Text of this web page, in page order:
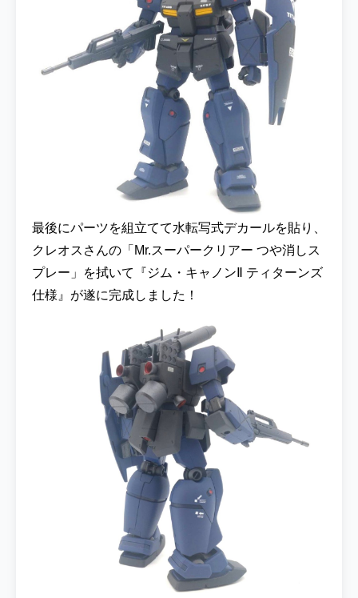
を塗装制作した『マラサイ ティターンズ仕
様』と並べて撮影してみました！ ▼
『HGUC 1/144 マラサイ』を各ECサイトで
探してみる 『HGUC 1/144 ゼータガンダム』
を塗装制作した『ゼータガンダム ティターン
ズ鹵獲カラー』と並べて撮影してみました！
▼ 『HGUC 1/144 ゼータガンダム REVIVE』
を各ECサイトで探してみる エスホビ制作
『ジム・カスタム ティターンズ仕様』はいか
がでしたか？今後も様々な機体をティターン
ズカラーにしてみたいので、リクエストがあ
れば是非Xなどでご連絡をいただければと思
います(^^)/ジム・カスタム ティターンズ仕様
の背後に謎のキャノンタイプのモビルスー
ツ・・・・・。 はたして次なる機体は？？？
次回を待て！？
最後にパーツを組立てて水転写式デカールを貼り、
クレオスさんの「Mr.スーパークリアー つや消しス
プレー」を拭いて『ジム・キャノンⅡ ティターンズ
仕様』が遂に完成しました！